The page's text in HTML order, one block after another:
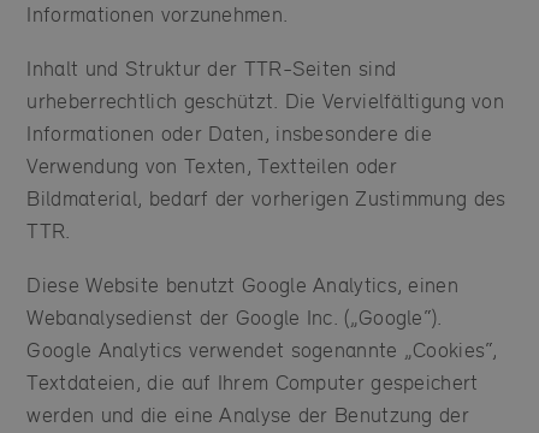
Informationen vorzunehmen.
Inhalt und Struktur der TTR-Seiten sind
urheberrechtlich geschützt. Die Vervielfältigung von
Informationen oder Daten, insbesondere die
Verwendung von Texten, Textteilen oder
Bildmaterial, bedarf der vorherigen Zustimmung des
TTR.
Diese Website benutzt Google Analytics, einen
Webanalysedienst der Google Inc. („Google“).
Google Analytics verwendet sogenannte „Cookies“,
Textdateien, die auf Ihrem Computer gespeichert
werden und die eine Analyse der Benutzung der